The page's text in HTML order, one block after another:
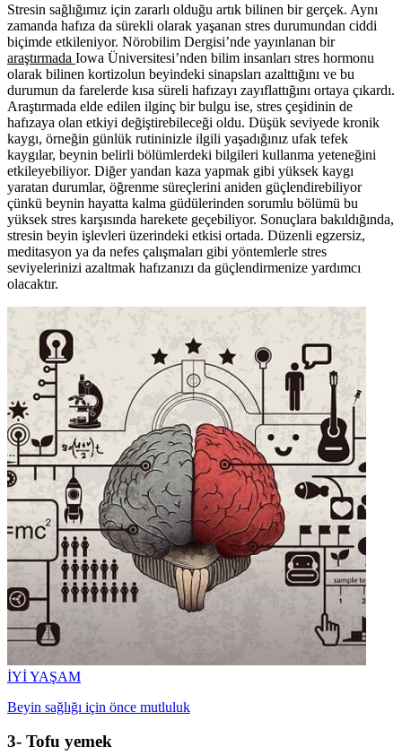
Stresin sağlığımız için zararlı olduğu artık bilinen bir gerçek. Aynı
zamanda hafıza da sürekli olarak yaşanan stres durumundan ciddi
biçimde etkileniyor. Nörobilim Dergisi’nde yayınlanan bir
araştırmada Iowa Üniversitesi’nden bilim insanları stres hormonu
olarak bilinen kortizolun beyindeki sinapsları azalttığını ve bu
durumun da farelerde kısa süreli hafızayı zayıflattığını ortaya çıkardı.
Araştırmada elde edilen ilginç bir bulgu ise, stres çeşidinin de
hafızaya olan etkiyi değiştirebileceği oldu. Düşük seviyede kronik
kaygı, örneğin günlük rutininizle ilgili yaşadığınız ufak tefek
kaygılar, beynin belirli bölümlerdeki bilgileri kullanma yeteneğini
etkileyebiliyor. Diğer yandan kaza yapmak gibi yüksek kaygı
yaratan durumlar, öğrenme süreçlerini aniden güçlendirebiliyor
çünkü beynin hayatta kalma güdülerinden sorumlu bölümü bu
yüksek stres karşısında harekete geçebiliyor. Sonuçlara bakıldığında,
stresin beyin işlevleri üzerindeki etkisi ortada. Düzenli egzersiz,
meditasyon ya da nefes çalışmaları gibi yöntemlerle stres
seviyelerinizi azaltmak hafızanızı da güçlendirmenize yardımcı
olacaktır.
İYİ YAŞAM
Beyin sağlığı için önce mutluluk
3- Tofu yemek